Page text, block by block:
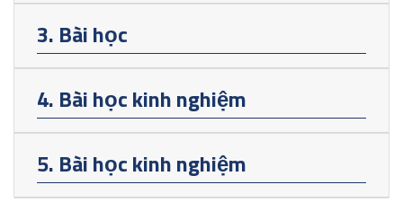
3. Bài học
4. Bài học kinh nghiệm
5. Bài học kinh nghiệm